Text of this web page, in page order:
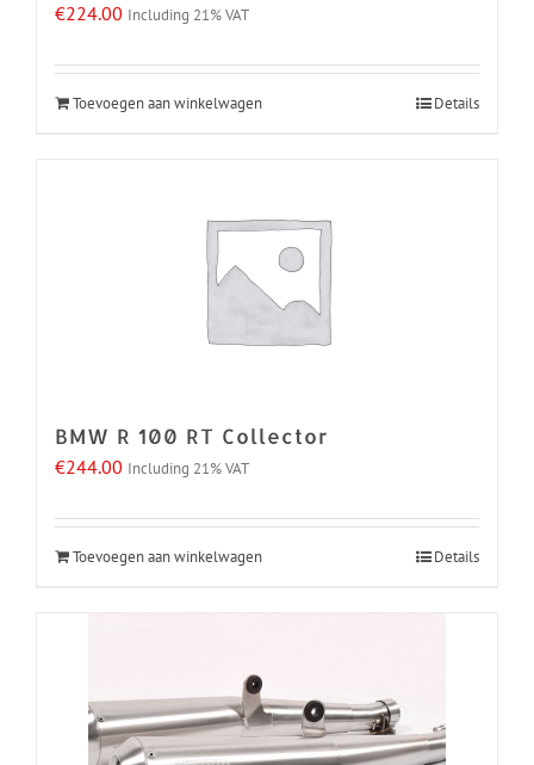
€224.00 Including 21% VAT
Toevoegen aan winkelwagen Details
BMW R 100 RT Collector
€244.00 Including 21% VAT
Toevoegen aan winkelwagen Details